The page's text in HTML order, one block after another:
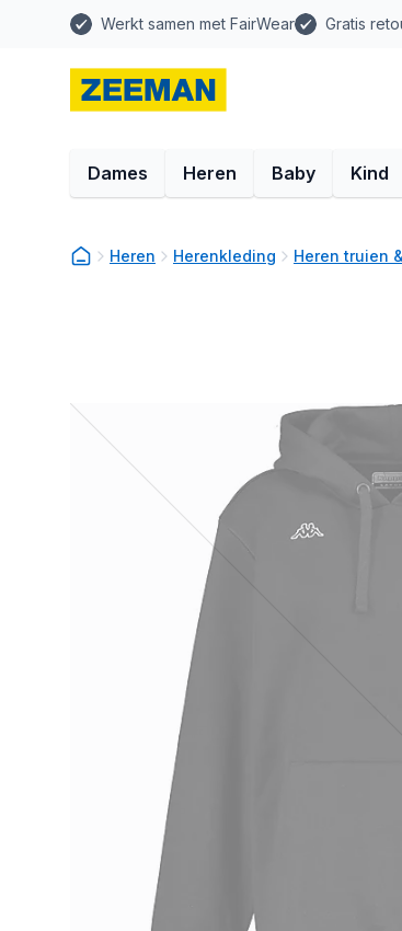
Werkt samen met FairWear Gratis
Dames Heren Baby Kind
Heren Herenkleding Heren truien